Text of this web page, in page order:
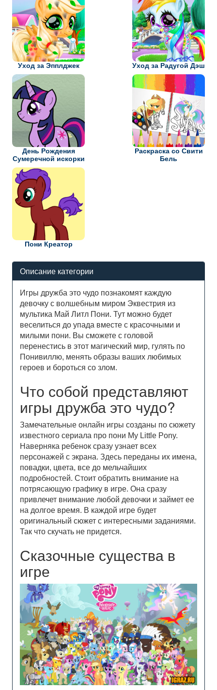
Уход за Эпплджек Уход за Радугой Дэш
День Рождения
Сумеречной искорки
Раскраска со Свити
Бель
Пони Креатор
Описание категории
Игры дружба это чудо познакомят каждую
девочку с волшебным миром Эквестрия из
мультика Май Литл Пони. Тут можно будет
веселиться до упада вместе с красочными и
милыми пони. Вы сможете с головой
перенестись в этот магический мир, гулять по
Понивиллю, менять образы ваших любимых
героев и бороться со злом.
Что собой представляют
игры дружба это чудо?
Замечательные онлайн игры созданы по сюжету
известного сериала про пони My Little Pony.
Наверняка ребенок сразу узнает всех
персонажей с экрана. Здесь переданы их имена,
повадки, цвета, все до мельчайших
подробностей. Стоит обратить внимание на
потрясающую графику в игре. Она сразу
привлечет внимание любой девочки и займет ее
на долгое время. В каждой игре будет
оригинальный сюжет с интересными заданиями.
Так что скучать не придется.
Сказочные существа в
игре